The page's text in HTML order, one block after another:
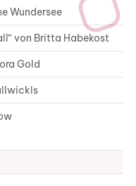
Wundersee
von Britta Habekost
Gold